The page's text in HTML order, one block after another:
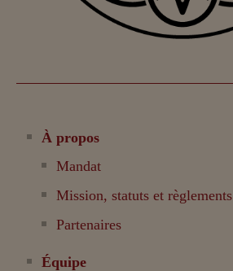
À propos
Mandat
Mission, statuts et règlements
Partenaires
Équipe